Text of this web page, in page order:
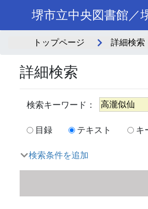
堺市立中央図書館／
トップページ 詳細検索
詳細検索
目録 テキスト キ
検索条件を追加